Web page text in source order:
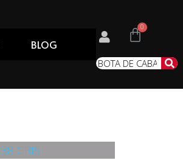
BLOG